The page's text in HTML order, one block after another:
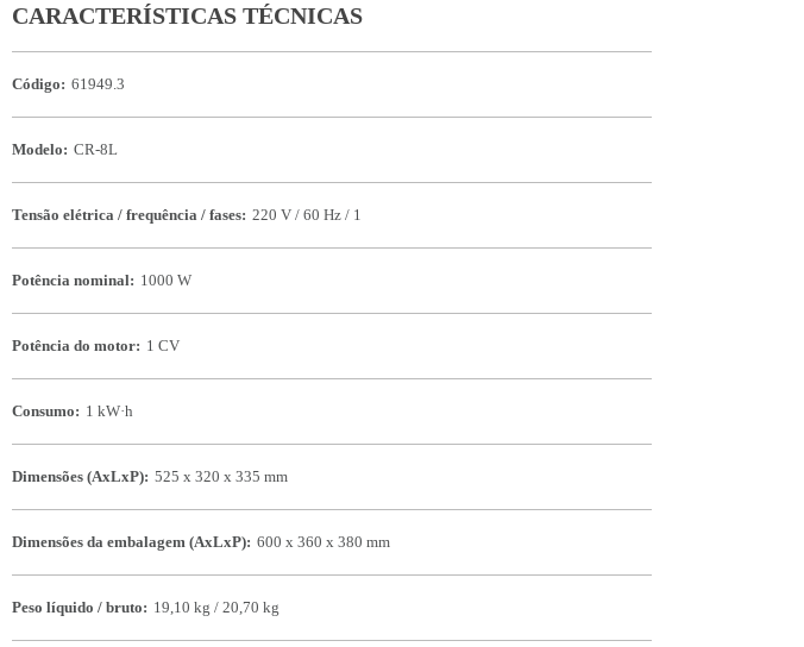
CARACTERÍSTICAS TÉCNICAS
Código: 61949.3
Modelo: CR-8L
Tensão elétrica / frequência / fases: 220 V / 60 Hz / 1
Potência nominal: 1000 W
Potência do motor: 1 CV
Consumo: 1 kW·h
Dimensões (AxLxP): 525 x 320 x 335 mm
Dimensões da embalagem (AxLxP): 600 x 360 x 380 mm
Peso líquido / bruto: 19,10 kg / 20,70 kg